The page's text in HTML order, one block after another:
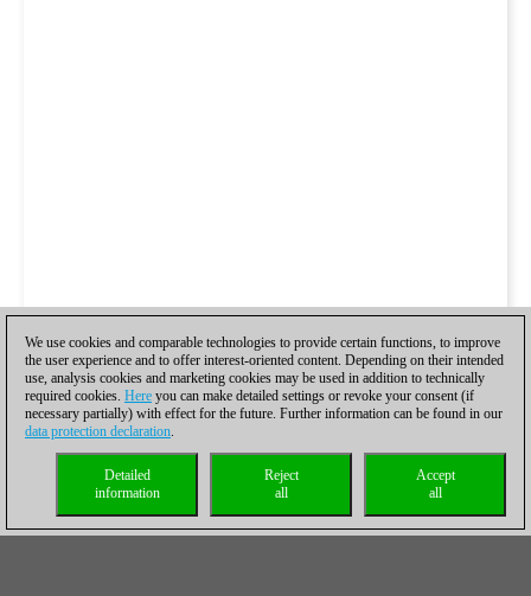
We use cookies and comparable technologies to provide certain functions, to improve
the user experience and to offer interest-oriented content. Depending on their intended
use, analysis cookies and marketing cookies may be used in addition to technically
required cookies. Here you can make detailed settings or revoke your consent (if
necessary partially) with effect for the future. Further information can be found in our
data protection declaration.
Accept
all
Reject
all
Detailed
information